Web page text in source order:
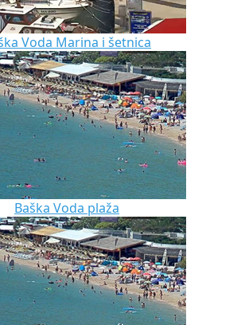
Voda Marina i šetnica
Baška Voda plaža